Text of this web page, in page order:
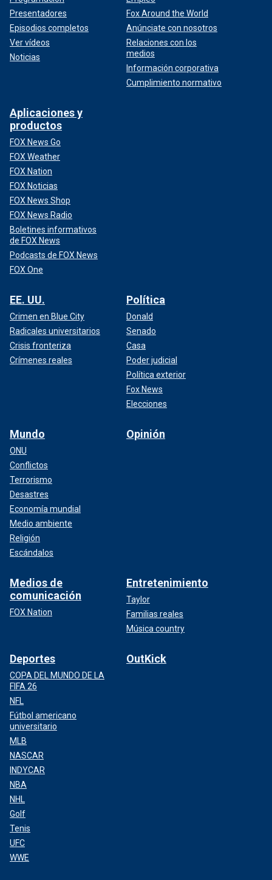
Presentadores
Episodios completos
Ver vídeos
Noticias
Fox Around the World
Anúnciate con nosotros
Relaciones con los
medios
Información corporativa
Cumplimiento normativo
Aplicaciones y
productos
FOX News Go
FOX Weather
FOX Nation
FOX Noticias
FOX News Shop
FOX News Radio
Boletines informativos
de FOX News
Podcasts de FOX News
FOX One
EE. UU.
Crimen en Blue City
Radicales universitarios
Crisis fronteriza
Crímenes reales
Política
Donald
Senado
Casa
Poder judicial
Política exterior
Fox News
Elecciones
Mundo
ONU
Conflictos
Terrorismo
Desastres
Economía mundial
Medio ambiente
Religión
Escándalos
Opinión
Medios de
comunicación
FOX Nation
Entretenimiento
Taylor
Familias reales
Música country
Deportes
COPA DEL MUNDO DE LA
FIFA 26
NFL
Fútbol americano
universitario
MLB
NASCAR
INDYCAR
NBA
NHL
Golf
Tenis
UFC
WWE
OutKick